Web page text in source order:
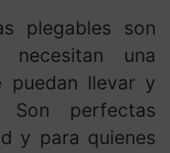
plegables son
necesitan una
puedan llevar y
Son perfectas
y para quienes